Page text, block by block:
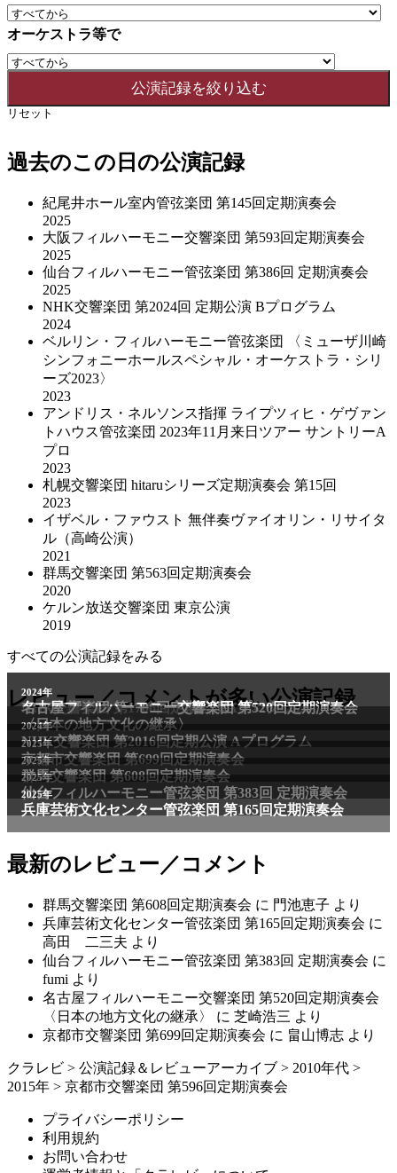
オーケストラ等で
リセット
過去のこの日の公演記録
紀尾井ホール室内管弦楽団 第145回定期演奏会
2025
大阪フィルハーモニー交響楽団 第593回定期演奏会
2025
仙台フィルハーモニー管弦楽団 第386回 定期演奏会
2025
NHK交響楽団 第2024回 定期公演 Bプログラム
2024
ベルリン・フィルハーモニー管弦楽団 〈ミューザ川崎
シンフォニーホールスペシャル・オーケストラ・シリ
ーズ2023〉
2023
アンドリス・ネルソンス指揮 ライプツィヒ・ゲヴァン
トハウス管弦楽団 2023年11月来日ツアー サントリーA
プロ
2023
札幌交響楽団 hitaruシリーズ定期演奏会 第15回
2023
イザベル・ファウスト 無伴奏ヴァイオリン・リサイタ
ル（高崎公演）
2021
群馬交響楽団 第563回定期演奏会
2020
ケルン放送交響楽団 東京公演
2019
すべての公演記録をみる
レビュー／コメントが多い公演記録
2011年
NHK交響楽団 第1706回定期公演Aプログラム
2024年
名古屋フィルハーモニー交響楽団 第520回定期演奏会
〈日本の地方文化の継承〉
2024年
NHK交響楽団 第2016回定期公演 Aプログラム
2025年
京都市交響楽団 第699回定期演奏会
2025年
群馬交響楽団 第608回定期演奏会
2025年
仙台フィルハーモニー管弦楽団 第383回 定期演奏会
2025年
兵庫芸術文化センター管弦楽団 第165回定期演奏会
最新のレビュー／コメント
群馬交響楽団 第608回定期演奏会 に 門池恵子 より
兵庫芸術文化センター管弦楽団 第165回定期演奏会 に
高田 二三夫 より
仙台フィルハーモニー管弦楽団 第383回 定期演奏会 に
fumi より
名古屋フィルハーモニー交響楽団 第520回定期演奏会
〈日本の地方文化の継承〉
に 芝崎浩三 より
京都市交響楽団 第699回定期演奏会 に 畠山博志 より
クラレビ > 公演記録＆レビューアーカイブ > 2010年代 >
2015年 > 京都市交響楽団 第596回定期演奏会
プライバシーポリシー
利用規約
お問い合わせ